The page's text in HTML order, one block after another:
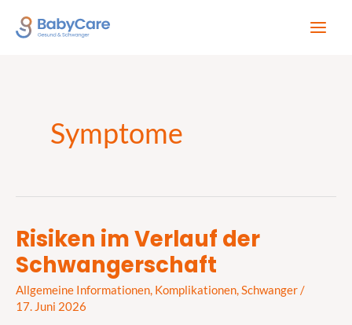
Inhalt
Symptome
Risiken im Verlauf der
Schwangerschaft
Allgemeine Informationen, Komplikationen,Schwanger/
17. Juni 2026
Risiken
im
der